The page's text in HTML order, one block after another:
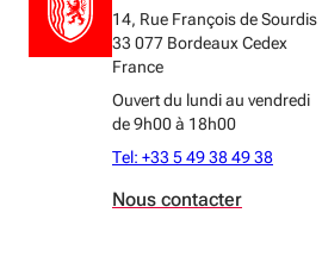
14, Rue François de Sourdis
33 077 Bordeaux Cedex
France
Ouvert du lundi au vendredi
de 9h00 à 18h00
Tel: +33 5 49 38 49 38
Nous contacter